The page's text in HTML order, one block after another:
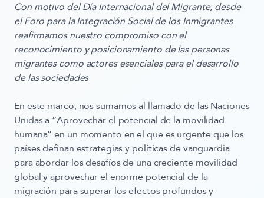
Con motivo del Día Internacional del Migrante, desde
el Foro para la Integración Social de los Inmigrantes
reafirmamos nuestro compromiso con el
reconocimiento y posicionamiento de las personas
migrantes como actores esenciales para el desarrollo
de las sociedades
En este marco, nos sumamos al llamado de las Naciones
Unidas a “Aprovechar el potencial de la movilidad
humana” en un momento en el que es urgente que los
países definan estrategias y políticas de vanguardia
para abordar los desafíos de una creciente movilidad
global y aprovechar el enorme potencial de la
migración para superar los efectos profundos y